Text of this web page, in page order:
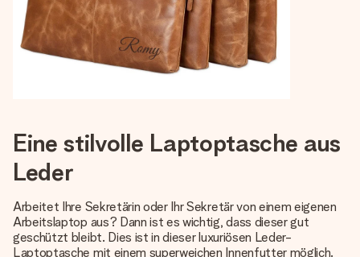
Eine stilvolle Laptoptasche aus
Leder
Arbeitet Ihre Sekretärin oder Ihr Sekretär von einem eigenen
Arbeitslaptop aus? Dann ist es wichtig, dass dieser gut
geschützt bleibt. Dies ist in dieser luxuriösen Leder-
Laptoptasche mit einem superweichen Innenfutter möglich.